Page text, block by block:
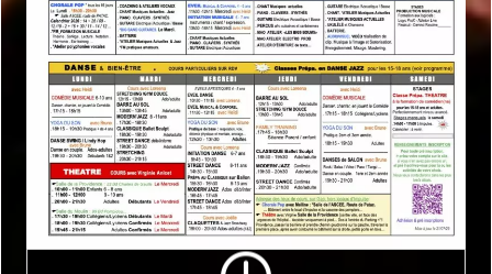
Jours et horaires fixés en fonction de vos disponibilités,